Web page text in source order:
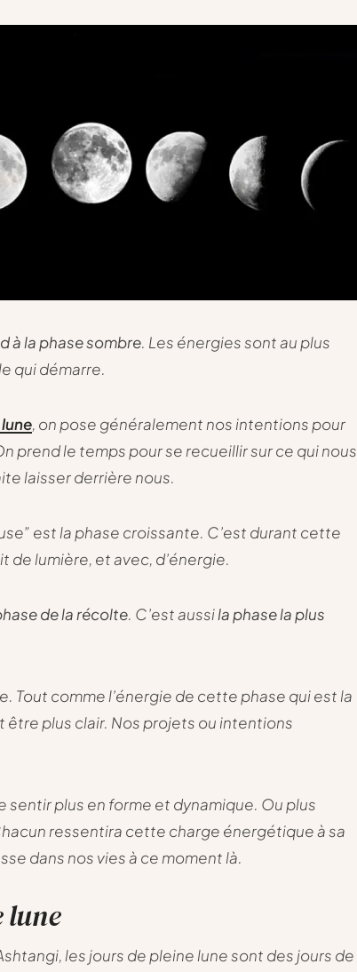
à la phase sombre. Les énergies sont au plus
qui démarre.
, on pose généralement nos intentions pour
prend le temps pour se recueillir sur ce qui nous
laisser derrière nous.
est la phase croissante. C’est durant cette
de lumière, et avec, d’énergie.
de la récolte. C’est aussila phase la plus
Tout comme l’énergie de cette phase qui est la
être plus clair. Nos projets ou intentions
sentir plus en forme et dynamique. Ou plus
ressentira cette charge énergétique à sa
dans nos vies à ce moment là.
lune
les jours de pleine lune sont des jours de